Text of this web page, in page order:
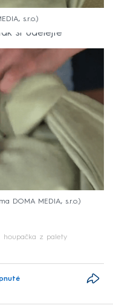
s.r.o.
si udělejte
DOMA MEDIA, s.r.o.
houpačka z palety